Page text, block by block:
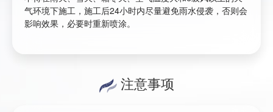
气环境下施工，施工后24小时内尽量避免雨水侵袭，否则会
影响效果，必要时重新喷涂。
注意事项